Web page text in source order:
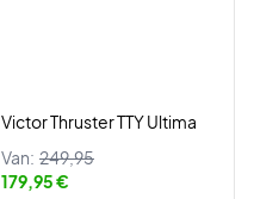
Victor Thruster TTY Ultima
Van: 249,95
179,95 €